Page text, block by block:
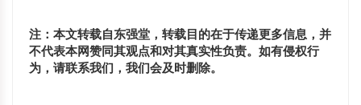
注：本文转载自东强堂，转载目的在于传递更多信息，并
不代表本网赞同其观点和对其真实性负责。如有侵权行
为，请联系我们，我们会及时删除。